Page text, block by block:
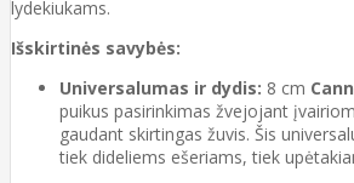
lydekiukams.
Išskirtinės savybės:
Universalumas ir dydis: 8 cm
puikus pasirinkimas žvejojant
gaudant skirtingas žuvis. Šis
tiek dideliems ešeriams, tiek